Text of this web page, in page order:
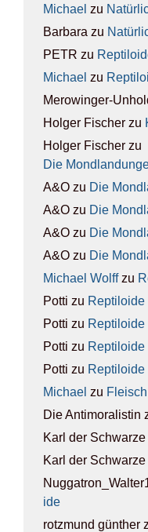
Michael zu
Barbara zu
PETR zu
Michael zu
Merowinger-
Holger Fischer zu
Holger Fischer zu
Die
A&O zu Die
A&O zu Die
A&O zu Die
A&O zu Die
Michael Wolffzu
Potti zu Rep­ti­lo­ide
Potti zu Rep­ti­lo­ide
Potti zu Rep­ti­lo­ide
Potti zu Rep­ti­lo­ide
Michael zu Fleisch
Die Antimoralistin
Karl der Schwarze
Karl der Schwarze
ide
rotzmund günther